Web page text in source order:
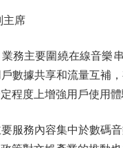
席
主要圍繞在線音樂串
數據共享和流量互補
程度上增強用戶使用體
務內容集中於數碼音